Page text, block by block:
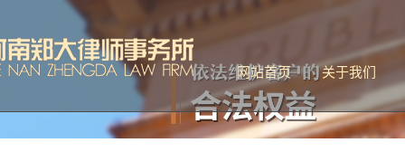
网站首页 关于我们
公司简介
联系我们